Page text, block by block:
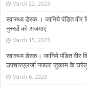
March 22, 2023
स्वास्थ्य डेस्क । जानिये पंडित वीर
नुस्‍खों को अजमाएं
March 15, 2023
स्वास्थ्य डेस्क। जानिये पंडित वीर
उपचारएलर्जी नजला जुकाम के
March 6, 2023